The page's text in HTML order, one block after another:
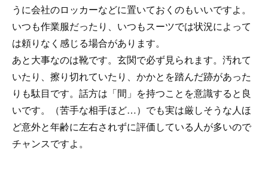
うに会社のロッカーなどに置いておくのもいいですよ。
いつも作業服だったり、いつもスーツでは状況によって
は頼りなく感じる場合があります。
あと大事なのは靴です。玄関で必ず見られます。汚れて
いたり、擦り切れていたり、かかとを踏んだ跡があった
りも駄目です。話方は「間」を持つことを意識すると良
いです。（苦手な相手ほど…）でも実は厳しそうな人ほ
ど意外と年齢に左右されずに評価している人が多いので
チャンスですよ。